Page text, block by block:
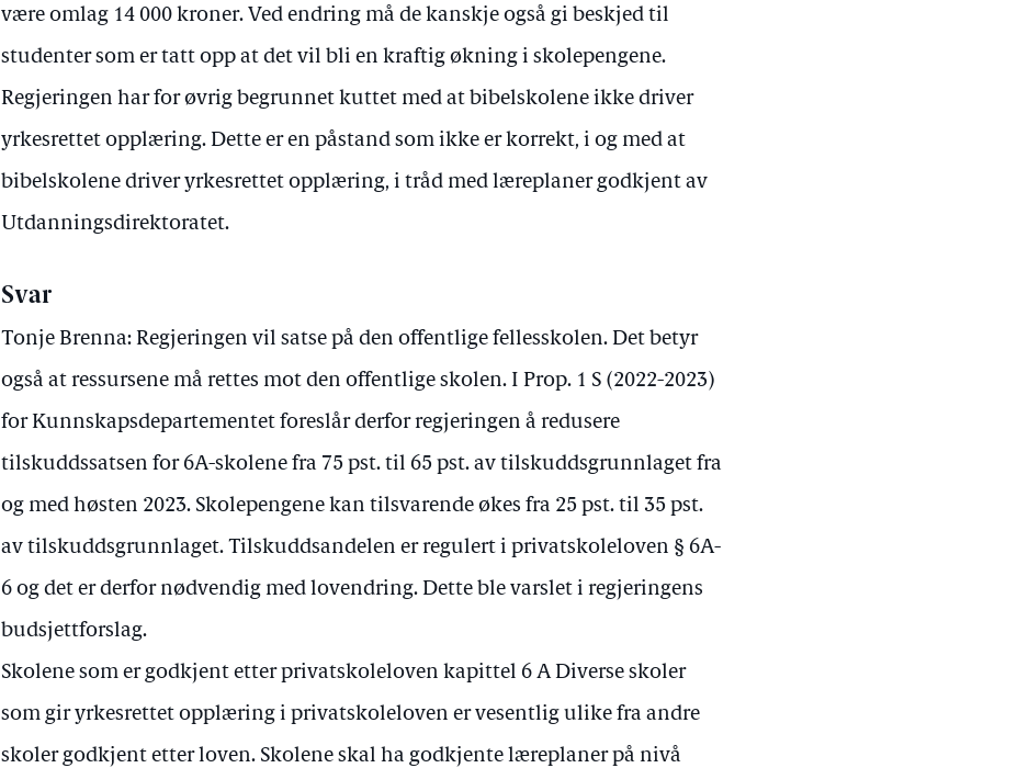
være omlag 14 000 kroner. Ved endring må de kanskje også gi beskjed til
studenter som er tatt opp at det vil bli en kraftig økning i skolepengene.
Regjeringen har for øvrig begrunnet kuttet med at bibelskolene ikke driver
yrkesrettet opplæring. Dette er en påstand som ikke er korrekt, i og med at
bibelskolene driver yrkesrettet opplæring, i tråd med læreplaner godkjent av
Utdanningsdirektoratet.
Svar
Tonje Brenna: Regjeringen vil satse på den offentlige fellesskolen. Det betyr
også at ressursene må rettes mot den offentlige skolen. I Prop. 1 S (2022-2023)
for Kunnskapsdepartementet foreslår derfor regjeringen å redusere
tilskuddssatsen for 6A-skolene fra 75 pst. til 65 pst. av tilskuddsgrunnlaget fra
og med høsten 2023. Skolepengene kan tilsvarende økes fra 25 pst. til 35 pst.
av tilskuddsgrunnlaget. Tilskuddsandelen er regulert i privatskoleloven § 6A-
6 og det er derfor nødvendig med lovendring. Dette ble varslet i regjeringens
budsjettforslag.
Skolene som er godkjent etter privatskoleloven kapittel 6 A Diverse skoler
som gir yrkesrettet opplæring i privatskoleloven er vesentlig ulike fra andre
skoler godkjent etter loven. Skolene skal ha godkjente læreplaner på nivå